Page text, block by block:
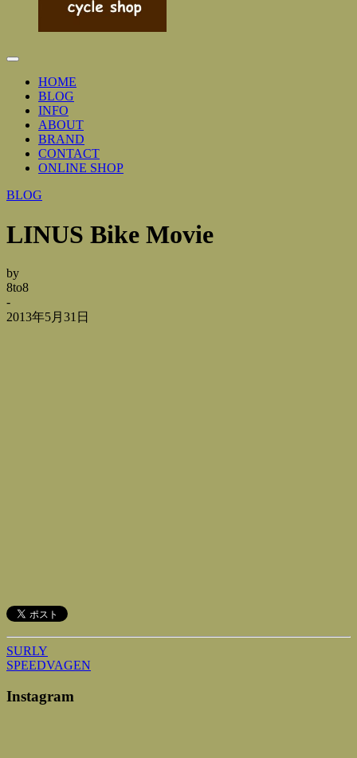
Toggle
Navigation
HOME
BLOG
INFO
ABOUT
BRAND
CONTACT
ONLINE SHOP
BLOG
LINUS Bike Movie
by
8to8
-
2013年5月31日
SURLY
SPEEDVAGEN
Instagram